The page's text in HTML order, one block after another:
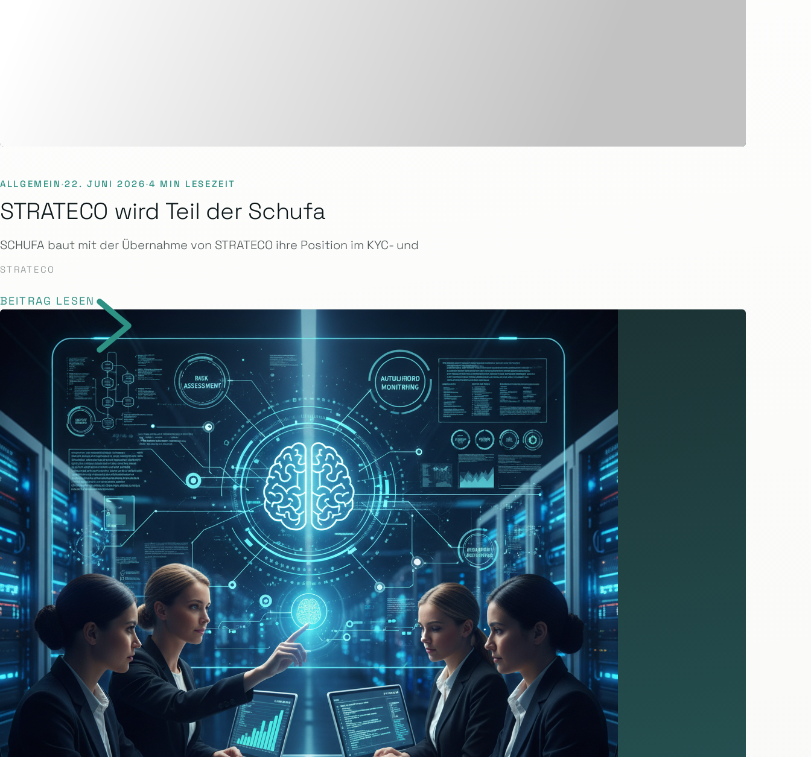
ALLGEMEIN ·22. JUNI 2026·4 MIN LESEZEIT
STRATECO wird Teil der Schufa
SCHUFA baut mit der Übernahme von STRATECO ihre Position im KYC- und
STRATECO
BEITRAG LESEN